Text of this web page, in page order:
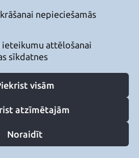
nepieciešamās
ieteikumu attēlošanai
sīkdatnes
visām
atzīmētajām
Noraidīt